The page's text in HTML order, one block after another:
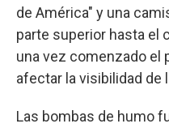
de América" y una
parte superior hasta el
una vez comenzado el
afectar la visibilidad de
Las bombas de humo